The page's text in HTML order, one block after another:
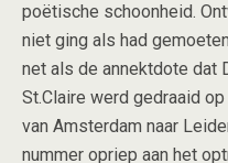
poëtische schoonheid.
niet ging als had
net als de annektdote dat
St.Claire werd gedraaid
van Amsterdam naar
nummer opriep aan het